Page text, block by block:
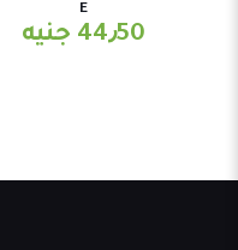
E
44٫50 جنيه